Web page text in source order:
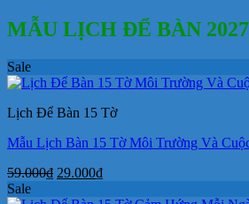
MẪU LỊCH ĐỂ BÀN 2027
Sale
Lịch Để Bàn 15 Tờ
Mẫu Lịch Bàn 15 Tờ Môi Trường Và
59.000₫ Giá
29.000₫Giá
Sale